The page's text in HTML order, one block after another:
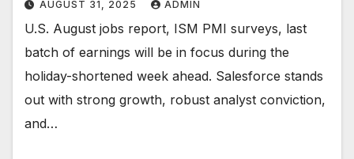
AUGUST 31, 2025 ADMIN
U.S. August jobs report, ISM PMI surveys, last
batch of earnings will be in focus during the
holiday-shortened week ahead. Salesforce stands
out with strong growth, robust analyst conviction,
and…